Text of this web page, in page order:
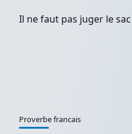
Il ne faut pas juger le
Proverbe francais